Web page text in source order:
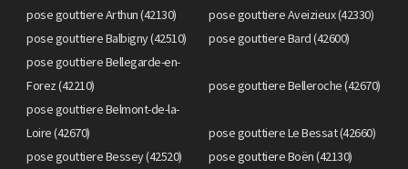
pose gouttiere Arthun (42130)
pose gouttiere Aveizieux (42330)
pose gouttiere Balbigny (42510)
pose gouttiere Bard (42600)
pose gouttiere Bellegarde-en-
Forez (42210)
pose gouttiere Belleroche (42670)
pose gouttiere Belmont-de-la-
Loire (42670)
pose gouttiere Le Bessat (42660)
pose gouttiere Bessey (42520)
pose gouttiere Boën (42130)